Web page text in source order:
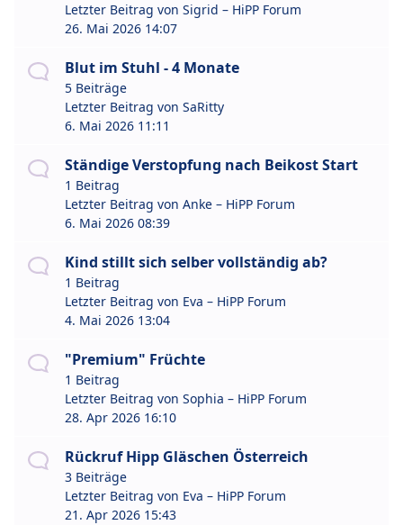
Letzter Beitrag von Sigrid – HiPP Forum
26. Mai 2026 14:07
Blut im Stuhl - 4 Monate
5 Beiträge
Letzter Beitrag von SaRitty
6. Mai 2026 11:11
Ständige Verstopfung nach Beikost Start
1 Beitrag
Letzter Beitrag von Anke – HiPP Forum
6. Mai 2026 08:39
Kind stillt sich selber vollständig ab?
1 Beitrag
Letzter Beitrag von Eva – HiPP Forum
4. Mai 2026 13:04
"Premium" Früchte
1 Beitrag
Letzter Beitrag von Sophia – HiPP Forum
28. Apr 2026 16:10
Rückruf Hipp Gläschen Österreich
3 Beiträge
Letzter Beitrag von Eva – HiPP Forum
21. Apr 2026 15:43